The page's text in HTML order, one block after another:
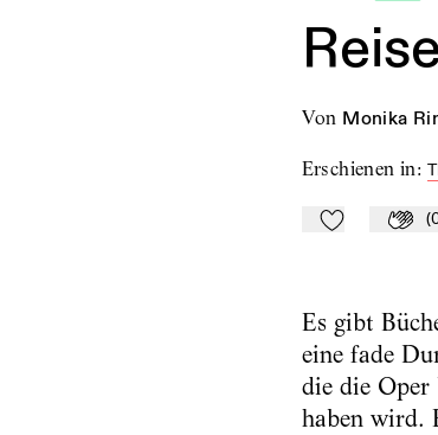
von Monika
Erschienen in:
Zu Mein-TdZ (
Es gibt
eine fade
die die Oper
haben wird.